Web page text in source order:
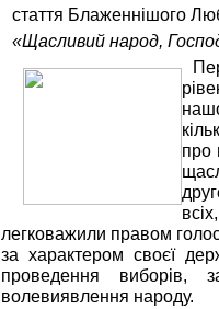
стаття Блаженнішого
«Щасливий народ,
про
легковажили правом
за характером своєї
проведення виборів,
волевиявлення народу.